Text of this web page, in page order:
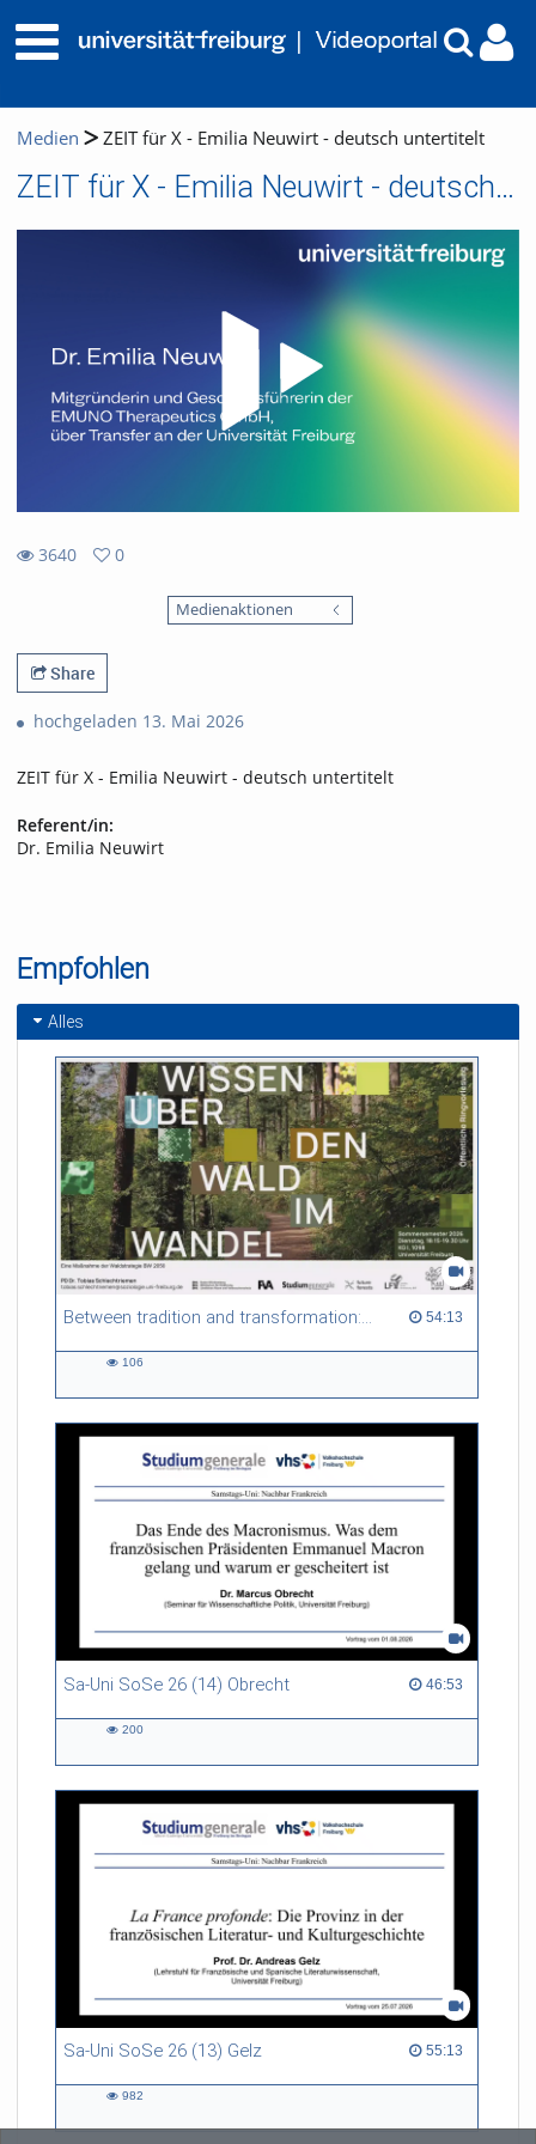
Medien ZEIT für X - Emilia Neuwirt - deutsch untertitelt
ZEIT für X - Emilia Neuwirt - deutsch untertitelt
3640
0
Medienaktionen
Share
hochgeladen 13. Mai 2026
ZEIT für X - Emilia Neuwirt - deutsch untertitelt
Referent/in:
Dr. Emilia Neuwirt
Empfohlen
Alles
Between tradition and transformation: how owners, advisers and institutions co-create knowledge for resilient forests in Europe 54:13
54:13 duration
106
Sa-Uni SoSe 26 (14) Obrecht 46:53
46:53 duration
200
Sa-Uni SoSe 26 (13) Gelz 55:13
55:13 duration
982